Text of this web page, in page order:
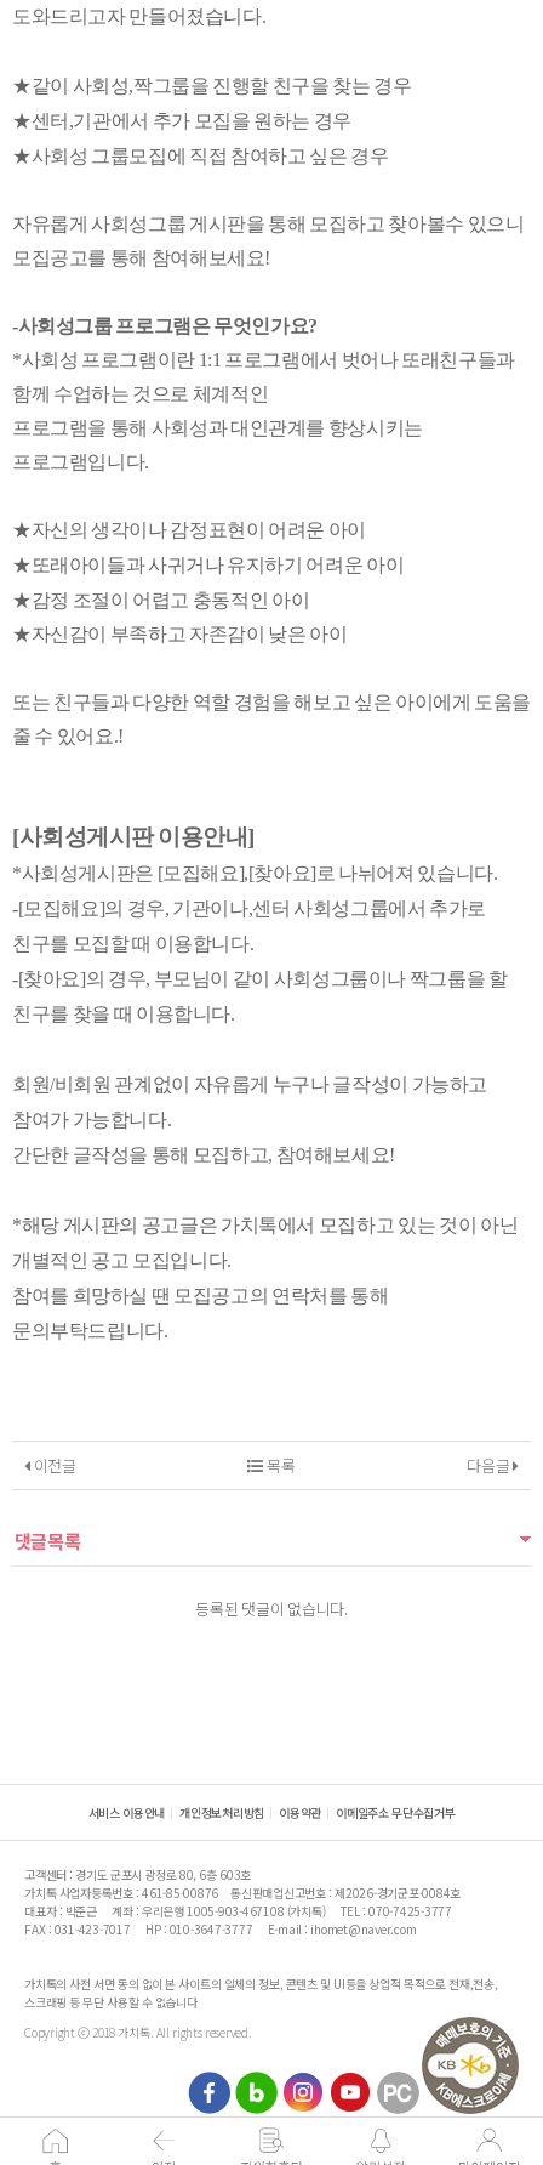
도와드리고자 만들어졌습니다.
★같이 사회성,짝그룹을 진행할 친구을 찾는 경우
★센터,기관에서 추가 모집을 원하는 경우
★​사회성 그룹모집에 직접 참여하고 싶은 경우
자유롭게 사회성그룹 게시판을 통해 모집하고 찾아볼수 있으니
모집공고를 통해 참여해보세요!
-사회성그룹 프로그램은 무엇인가요?
*사회성 프로그램이란 1:1 프로그램에서 벗어나 또래친구들과
함께 수업하는 것으로 체계적인
프로그램을 통해 사회성과 대인관계를 향상시키는
프로그램입니다.
★자신의 생각이나 감정표현이 어려운 아이
★또래아이들과 사귀거나 유지하기 어려운 아이
★​감정 조절이 어렵고 충동적인 아이
★​자신감이 부족하고 자존감이 낮은 아이
또는 친구들과 다양한 역할 경험을 해보고 싶은 아이에게 도움을
줄 수 있어요.!
[사회성게시판 이용안내]
*사회성게시판은 [모집해요],[찾아요]로 나뉘어져 있습니다.
-[모집해요]의 경우, 기관이나,센터 사회성그룹에서 추가로
친구를 모집할 때 이용합니다.
-[찾아요]의 경우, 부모님이 같이 사회성그룹이나 짝그룹을 할
친구를 찾을 때 이용합니다.
회원/비회원 관계없이 자유롭게 누구나 글작성이 가능하고
참여가 가능합니다.
간단한 글작성을 통해 모집하고, 참여해보세요!
*해당 게시판의 공고글은 가치톡에서 모집하고 있는 것이 아닌
개별적인 공고 모집입니다.
참여를 희망하실 땐 모집공고의 연락처를 통해
문의부탁드립니다.
이전글 다음글
목록
댓글목록
등록된 댓글이 없습니다.
서비스 이용안내 개인정보처리방침 이용약관 이메일주소 무단수집거부
고객센터 : 경기도 군포시 광정로 80, 6층 603호
가치톡 사업자등록번호 : 461-85-00876
통신판매업신고번호 : 제2026-경기군포-0084호
대표자 : 박준근
계좌 : 우리은행 1005-903-467108 (가치톡)
TEL : 070-7425-3777
FAX : 031-423-7017
HP : 010-3647-3777 E-mail : ihomet@naver.com
가치톡의 사전 서면 동의 없이 본 사이트의 일체의 정보, 콘텐츠 및 UI등을 상업적 목적으로 전재,전송,
스크래핑 등 무단 사용할 수 없습니다
Copyright ⓒ 2018 가치톡. All rights reserved.